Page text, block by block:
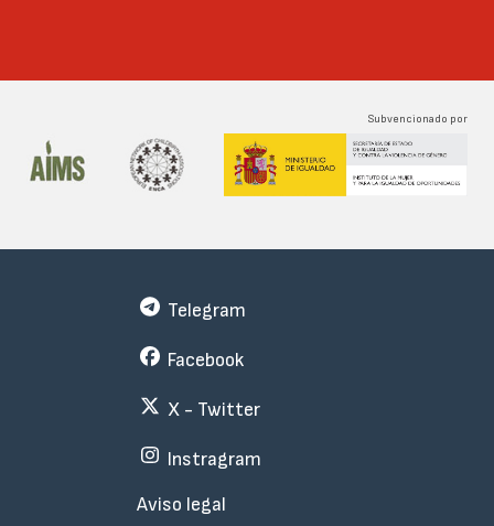
Subvencionado por
Subfooter
Telegram
Facebook
X - Twitter
Instragram
Aviso legal